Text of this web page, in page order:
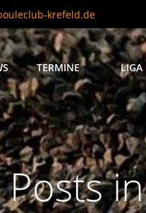
krefeld.de
TERMINE LIGA
Posts